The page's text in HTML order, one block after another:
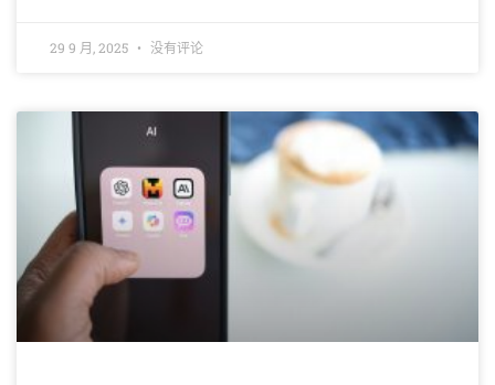
29 9 月, 2025 没有评论